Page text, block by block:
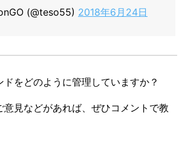
(@teso55) 2018年6月24日
をどのように管理していますか？
意見などがあれば、ぜひコメントで教